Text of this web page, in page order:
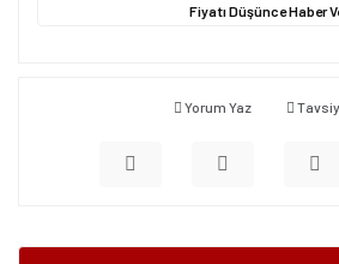
Fiyatı Düşünce Haber
Yorum Yaz